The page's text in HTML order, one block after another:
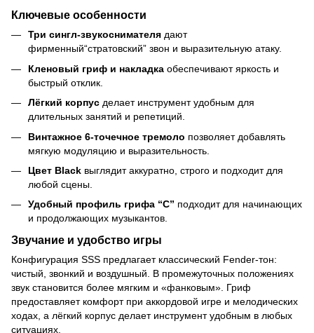
Ключевые особенности
Три сингл-звукоснимателя дают
фирменный“стратовский” звон и выразительную атаку.
Кленовый гриф и накладка обеспечивают яркость и
быстрый отклик.
Лёгкий корпус делает инструмент удобным для
длительных занятий и репетиций.
Винтажное 6-точечное тремоло позволяет добавлять
мягкую модуляцию и выразительность.
Цвет Black выглядит аккуратно, строго и подходит для
любой сцены.
Удобный профиль грифа “C” подходит для начинающих
и продолжающих музыкантов.
Звучание и удобство игры
Конфигурация SSS предлагает классический Fender-тон:
чистый, звонкий и воздушный. В промежуточных положениях
звук становится более мягким и «фанковым». Гриф
предоставляет комфорт при аккордовой игре и мелодических
ходах, а лёгкий корпус делает инструмент удобным в любых
ситуациях.